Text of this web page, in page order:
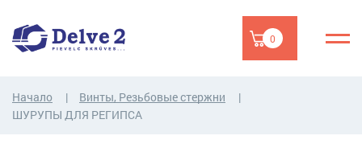
0
Начало
Винты, Резьбовые стержни
ШУРУПЫ ДЛЯ РЕГИПСА